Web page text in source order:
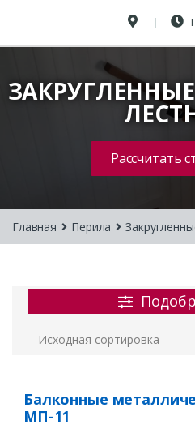
Рассчитать
Главная Перила
Балконные
МП-11